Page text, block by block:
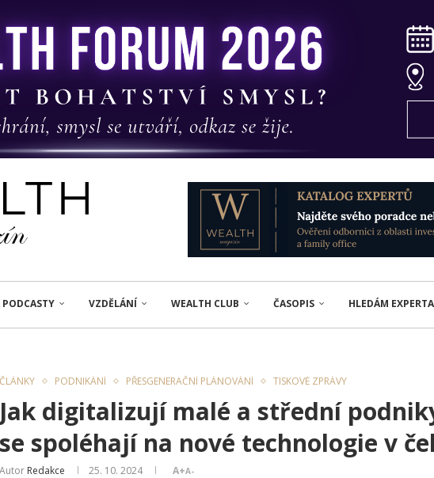
VZDĚLÁNÍ WEALTH CLUB ČASOPIS HLEDÁM EXPERTA
ČLÁNKY PODNIKÁNÍ PŘESGENERAČNÍ PLÁNOVÁNÍ TISKOVÉ ZPRÁVY
Jak digitalizují malé a střední
se spoléhají na nové technologie v
Autor Redakce 25. 10. 2024 A+A-